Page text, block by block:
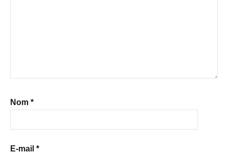
Nom *
E-mail *